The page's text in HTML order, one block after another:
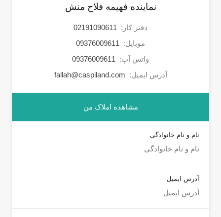
نماینده فهیمه فلاح منش
دفتر کار: 02191090611
موبایل: 09376009611
واتس آپ: 09376009611
آدرس ایمیل: fallah@caspiland.com
مشاهده املاک من
نام و نام خانوادگی
آدرس ایمیل